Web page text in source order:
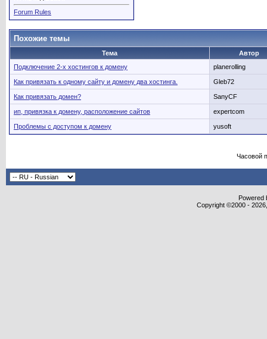
Forum Rules
Похожие темы
Тема
Автор
Подключение 2-х хостингов к домену
planerolling
Как привязать к одному сайту и домену два хостинга. Gleb72
Как привязать домен? SanyCF
ип, привязка к домену, расположение сайтов expertcom
Проблемы с доступом к домену yusoft
Часовой
Powered
Copyright ©2000 -